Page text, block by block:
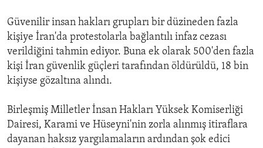
Güvenilir insan hakları grupları bir düzineden fazla
kişiye İran'da protestolarla bağlantılı infaz cezası
verildiğini tahmin ediyor. Buna ek olarak 500'den fazla
kişi İran güvenlik güçleri tarafından öldürüldü, 18 bin
kişiyse gözaltına alındı.
Birleşmiş Milletler İnsan Hakları Yüksek Komiserliği
Dairesi, Karami ve Hüseyni'nin zorla alınmış itiraflara
dayanan haksız yargılamaların ardından şok edici